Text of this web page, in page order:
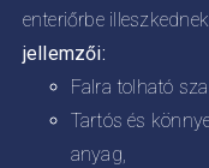
enteriőrbe
jellemzői:
Falra tolható
Tartós és
anyag,